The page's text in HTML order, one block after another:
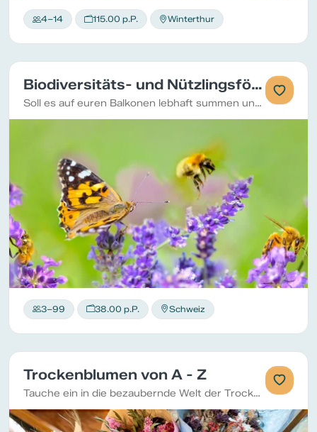
4–14 115.00 p.P. Winterthur
Biodiversitäts- und Nützlingsförderung
Soll es auf euren Balkonen lebhaft summen und flattern? Dann ist dieser Kurs genau das Richtige für euch.
3–99 38.00 p.P. Schweiz
Trockenblumen von A - Z
Tauche ein in die bezaubernde Welt der Trockenblumen